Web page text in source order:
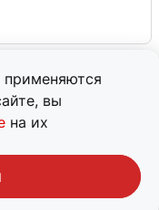
вы
на их